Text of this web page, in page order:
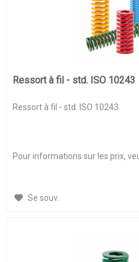
Ressort à fil - std. ISO 10243
Ressort à fil - std. ISO 10243
Pour informations sur les prix,
Se souv.